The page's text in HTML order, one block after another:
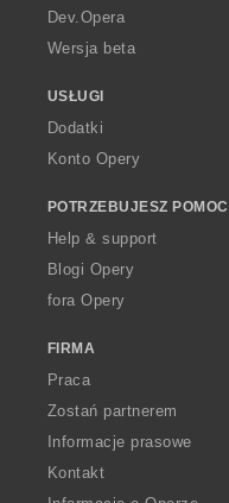
a
Dev.Opera
Wersja beta
USŁUGI
Dodatki
Konto Opery
POTRZEBUJESZ
Help & support
Blogi Opery
fora Opery
FIRMA
Praca
Zostań partnerem
Informacje prasowe
Kontakt